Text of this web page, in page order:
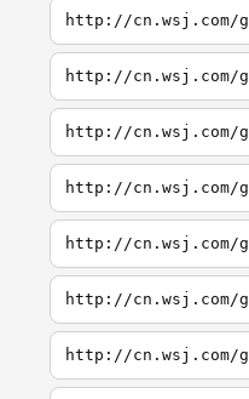
http://cn.wsj.com/
http://cn.wsj.com/
http://cn.wsj.com/
http://cn.wsj.com/
http://cn.wsj.com/
http://cn.wsj.com/
http://cn.wsj.com/